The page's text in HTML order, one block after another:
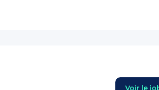
Voir le